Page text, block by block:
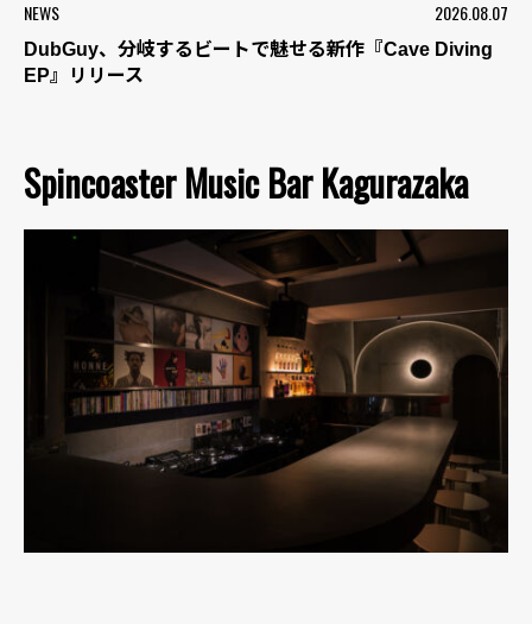
NEWS 2026.08.07
DubGuy、分岐するビートで魅せる新作『Cave Diving
EP』リリース
Spincoaster Music Bar Kagurazaka